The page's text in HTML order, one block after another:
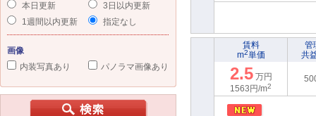
本日更新
3日以内更新
1週間以内更新
指定なし
画像
内装写真あり
パノラマ画像あり
賃料
m2単価
管
共
2.5 万円
1563円/m2